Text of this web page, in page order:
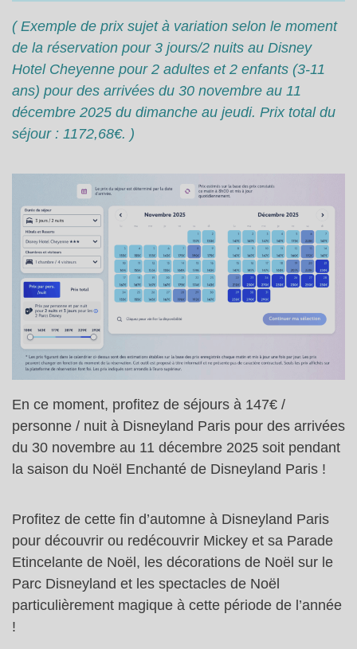
( Exemple de prix sujet à variation selon le moment
de la réservation pour 3 jours/2 nuits au Disney
Hotel Cheyenne pour 2 adultes et 2 enfants (3-11
ans) pour des arrivées du 30 novembre au 11
décembre 2025 du dimanche au jeudi. Prix total du
séjour : 1172,68€. )
En ce moment, profitez de séjours à 147€ /
personne / nuit à Disneyland Paris pour des arrivées
du 30 novembre au 11 décembre 2025 soit pendant
la saison du Noël Enchanté de Disneyland Paris !
Profitez de cette fin d’automne à Disneyland Paris
pour découvrir ou redécouvrir Mickey et sa Parade
Etincelante de Noël, les décorations de Noël sur le
Parc Disneyland et les spectacles de Noël
particulièrement magique à cette période de l’année
!